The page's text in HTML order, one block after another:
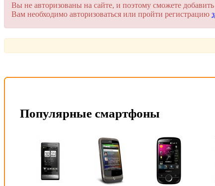
Вы не авторизованы на сайте, и поэтому сможете
Вам необходимо авторизоваться или пройти регистрацию
Популярные смартфоны